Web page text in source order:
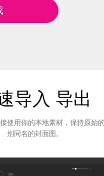
导入 导出
使用你的本地素材，保持原始
别同名的封面图。